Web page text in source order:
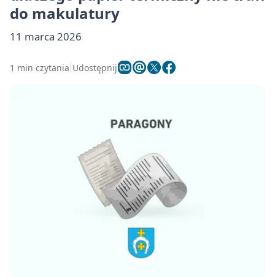
do makulatury
11 marca 2026
1 min czytania Udostępnij